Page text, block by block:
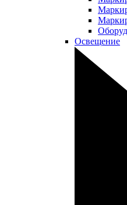
Освещение